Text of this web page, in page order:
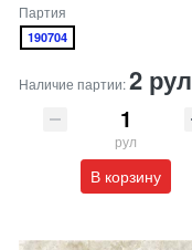
Партия
190704
Наличие партии:2 рул
рул
В корзину